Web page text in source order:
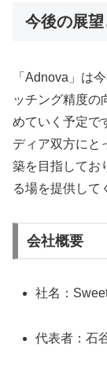
今後の展
「Adnova」は
ッチング精度の
めていく予定で
ディア双方にと
築を目指してお
る場を提供して
会社概要
社名：
代表者：石